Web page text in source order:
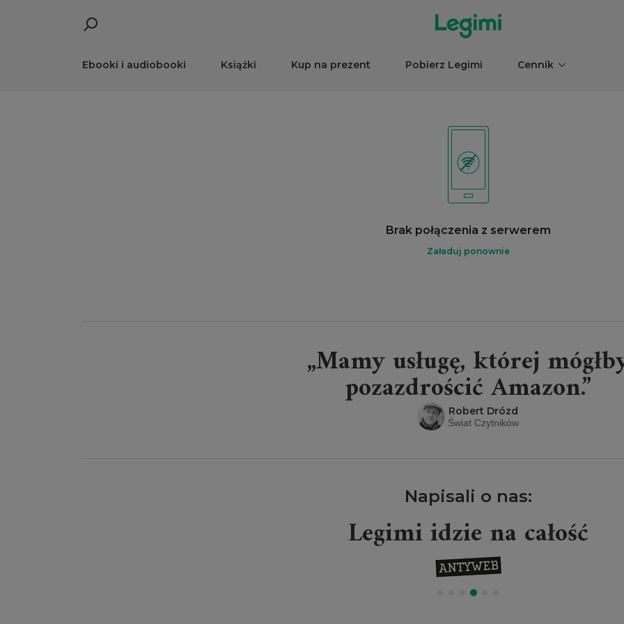
Ebooki i audiobooki Książki Kup na prezent Pobierz Legimi Cennik
Brak połączenia z serwerem
Załaduj ponownie
„Mamy usługę, której
pozazdrościć Amazon.”
Robert Drózd
Świat Czytników
Napisali o nas:
Legimi idzie na całość